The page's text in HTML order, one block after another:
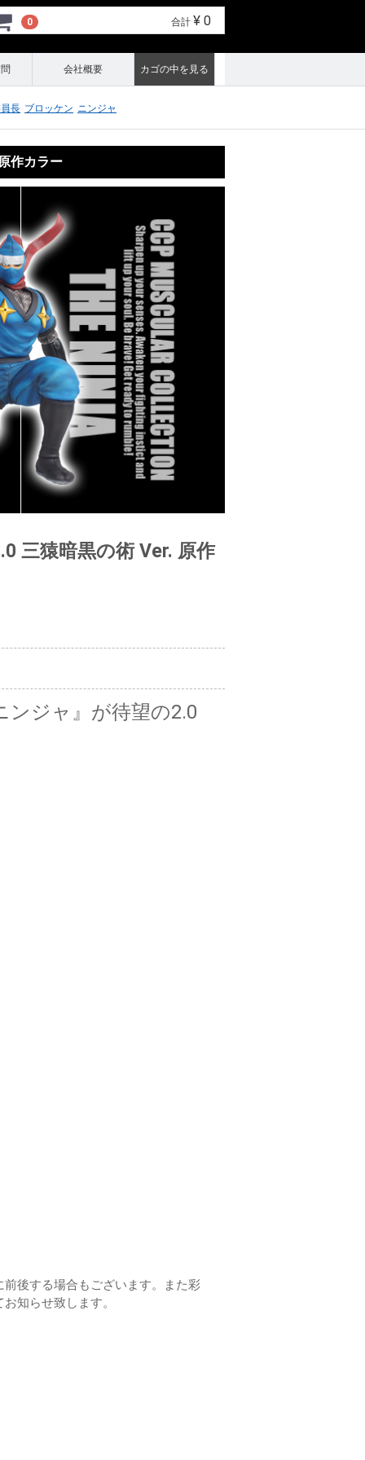
0 合計 ¥ 0
会社概要 カゴの中を見る
長 ブロッケン ニンジャ
作カラー
三猿暗黒の術 Ver. 原作
ンジャ』が待望の2.0
後する場合もございます。また彩
知らせ致します。